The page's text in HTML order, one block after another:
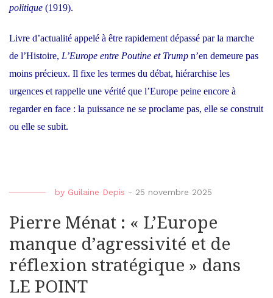
politique (1919).
Livre d’actualité appelé à être rapidement dépassé par la marche
de l’Histoire, L’Europe entre Poutine et Trump n’en demeure pas
moins précieux. Il fixe les termes du débat, hiérarchise les
urgences et rappelle une vérité que l’Europe peine encore à
regarder en face : la puissance ne se proclame pas, elle se construit
ou elle se subit.
by Guilaine Depis - 25 novembre 2025
Pierre Ménat : « L’Europe
manque d’agressivité et de
réflexion stratégique » dans
LE POINT